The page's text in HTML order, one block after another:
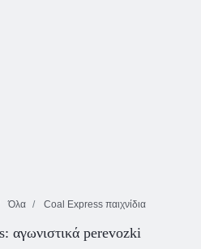
Όλα Coal Express παιχνίδια
αγωνιστικά perevozki